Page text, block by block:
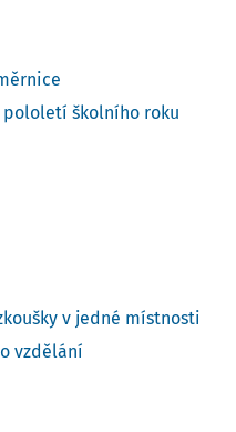
pololetí školního roku
v jedné místnosti
vzdělání